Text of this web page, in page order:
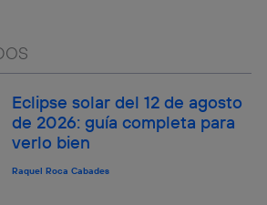
Eclipse solar del 12 de agosto
de 2026: guía completa para
verlo bien
Raquel Roca Cabades